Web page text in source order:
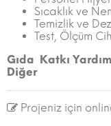
Sıcaklık ve
Temizlik ve
Test, Ölçüm
Gıda Katkı
Diğer
Projeniz için